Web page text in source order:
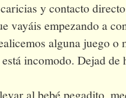
y contacto
vayáis empezando a
alguna juego o
incomodo. Dejad
al bebé pegadito,